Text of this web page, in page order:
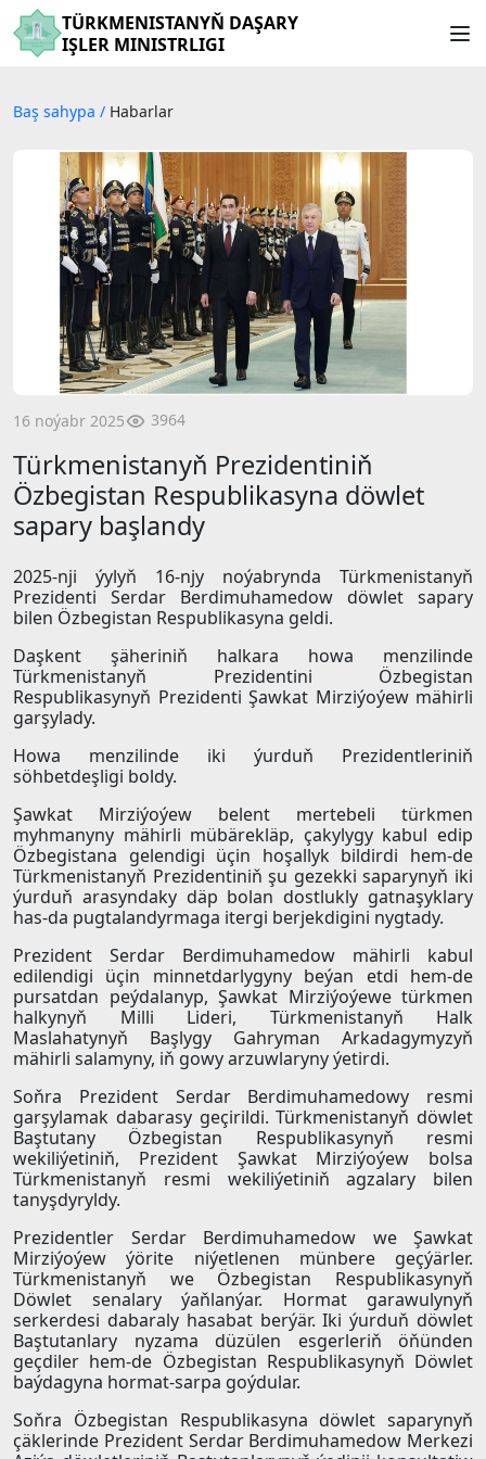
TÜRKMENISTANYŇ DAŞARY
IŞLER MINISTRLIGI
Baş sahypa / Habarlar
16 noýabr 2025 3964
Türkmenistanyň Prezidentiniň
Özbegistan Respublikasyna döwlet
sapary başlandy
2025-nji ýylyň 16-njy noýabrynda Türkmenistanyň
Prezidenti Serdar Berdimuhamedow döwlet sapary
bilen Özbegistan Respublikasyna geldi.
Daşkent şäheriniň halkara howa menzilinde
Türkmenistanyň Prezidentini Özbegistan
Respublikasynyň Prezidenti Şawkat Mirziýoýew mähirli
garşylady.
Howa menzilinde iki ýurduň Prezidentleriniň
söhbetdeşligi boldy.
Şawkat Mirziýoýew belent mertebeli türkmen
myhmanyny mähirli mübärekläp, çakylygy kabul edip
Özbegistana gelendigi üçin hoşallyk bildirdi hem-de
Türkmenistanyň Prezidentiniň şu gezekki saparynyň iki
ýurduň arasyndaky däp bolan dostlukly gatnaşyklary
has-da pugtalandyrmaga itergi berjekdigini nygtady.
Prezident Serdar Berdimuhamedow mähirli kabul
edilendigi üçin minnetdarlygyny beýan etdi hem-de
pursatdan peýdalanyp, Şawkat Mirziýoýewe türkmen
halkynyň Milli Lideri, Türkmenistanyň Halk
Maslahatynyň Başlygy Gahryman Arkadagymyzyň
mähirli salamyny, iň gowy arzuwlaryny ýetirdi.
Soňra Prezident Serdar Berdimuhamedowy resmi
garşylamak dabarasy geçirildi. Türkmenistanyň döwlet
Baştutany Özbegistan Respublikasynyň resmi
wekiliýetiniň, Prezident Şawkat Mirziýoýew bolsa
Türkmenistanyň resmi wekiliýetiniň agzalary bilen
tanyşdyryldy.
Prezidentler Serdar Berdimuhamedow we Şawkat
Mirziýoýew ýörite niýetlenen münbere geçýärler.
Türkmenistanyň we Özbegistan Respublikasynyň
Döwlet senalary ýaňlanýar. Hormat garawulynyň
serkerdesi dabaraly hasabat berýär. Iki ýurduň döwlet
Baştutanlary nyzama düzülen esgerleriň öňünden
geçdiler hem-de Özbegistan Respublikasynyň Döwlet
baýdagyna hormat-sarpa goýdular.
Soňra Özbegistan Respublikasyna döwlet saparynyň
çäklerinde Prezident Serdar Berdimuhamedow Merkezi